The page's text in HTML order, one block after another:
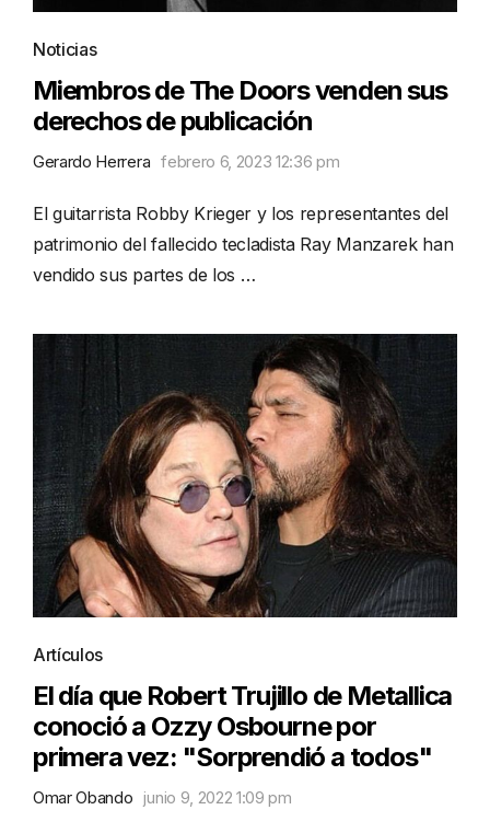
Noticias
Miembros de The Doors venden sus
derechos de publicación
Gerardo Herrera febrero 6, 2023 12:36 pm
El guitarrista Robby Krieger y los representantes del
patrimonio del fallecido tecladista Ray Manzarek han
vendido sus partes de los …
Artículos
El día que Robert Trujillo de Metallica
conoció a Ozzy Osbourne por
primera vez: "Sorprendió a todos"
Omar Obando junio 9, 2022 1:09 pm